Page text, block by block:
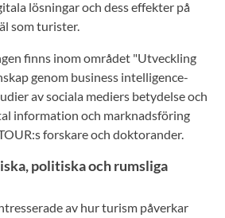
lösningar och dess effekter på
som turister.
finns inom området "Utveckling
genom business intelligence-
av sociala mediers betydelse och
information och marknadsföring
forskare och doktorander.
politiska och rumsliga
av hur turism påverkar